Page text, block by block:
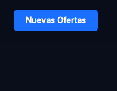
Nuevas Ofertas